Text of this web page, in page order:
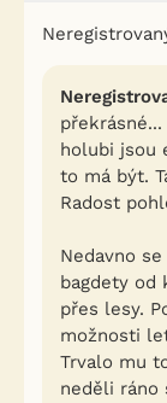
překrásné...
holubi jsou
to má být.
Radost
Nedavno
bagdety od
přes lesy.
možnosti
Trvalo mu
neděli ráno